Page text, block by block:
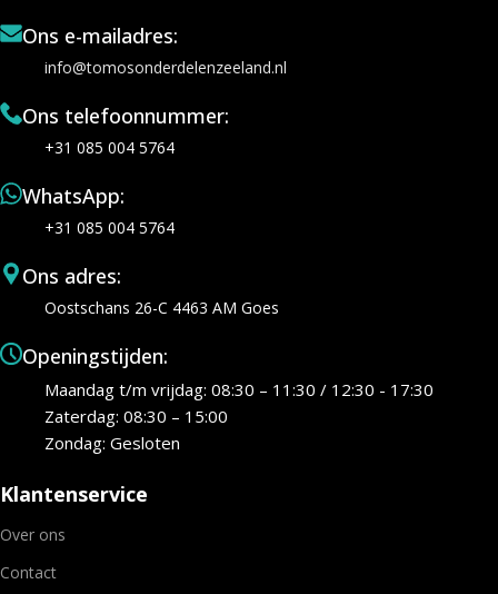
Ons e-mailadres:
info@tomosonderdelenzeeland.nl
Ons telefoonnummer:
+31 085 004 5764
WhatsApp:
+31 085 004 5764
Ons adres:
Oostschans 26-C 4463 AM Goes
Openingstijden:
Maandag t/m vrijdag: 08:30 – 11:30 / 12:30 - 17:30
Zaterdag: 08:30 – 15:00
Zondag: Gesloten
Klantenservice
Over ons
Contact